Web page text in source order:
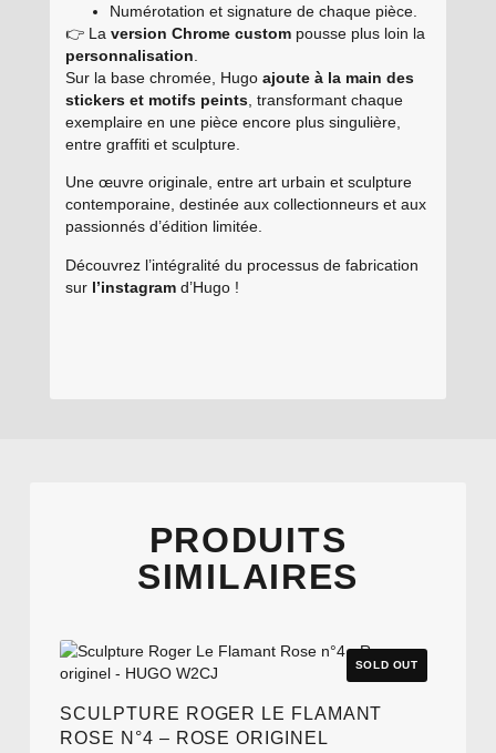
Numérotation et signature de chaque pièce.
👉 Laversion Chrome custom pousse plus loin la
personnalisation
Sur la base chromée, Hugoajoute à la main des
stickers et motifs peints , transformant chaque
exemplaire en une pièce encore plus singulière,
entre graffiti et sculpture.
Une œuvre originale, entre art urbain et sculpture
contemporaine, destinée aux collectionneurs et aux
passionnés d’édition limitée.
Découvrez l’intégralité du processus de fabrication
sur l’instagram d’Hugo !
PRODUITS
SIMILAIRES
SCULPTURE ROGER LE FLAMANT
ROSE N°4 – ROSE ORIGINEL